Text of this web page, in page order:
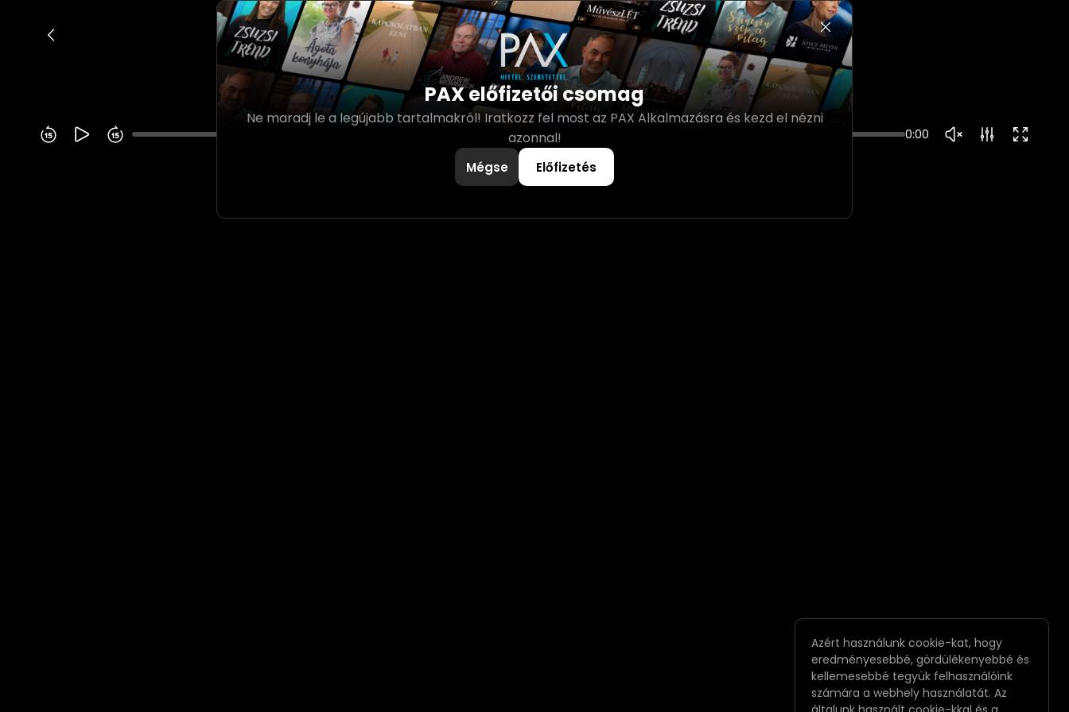
0:00
Azért használunk cookie-kat, hogy
eredményesebbé, gördülékenyebbé és
kellemesebbé tegyük felhasználóink
számára a webhely használatát. Az
PAX előfizetői csomag
Ne maradj le a legújabb tartalmakról! Iratkozz fel most az PAX Alkalmazásra és kezd el nézni
azonnal!
Mégse Előfizetés